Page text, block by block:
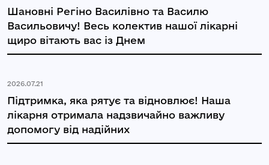
Шановні Регіно Василівно та Василю
Васильовичу! Весь колектив нашої лікарні
щиро вітають вас із Днем
2026.07.21
Підтримка, яка рятує та відновлює! Наша
лікарня отримала надзвичайно важливу
допомогу від надійних